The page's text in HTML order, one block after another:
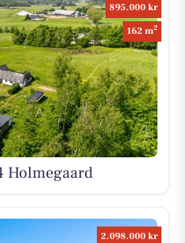
895.000 kr
162 m2
Holmegaard
2.098.000 kr